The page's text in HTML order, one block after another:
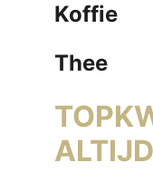
Koffie
Thee